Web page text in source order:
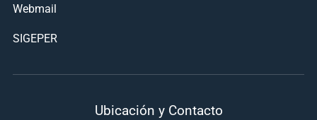
Webmail
SIGEPER
Ubicación y Contacto